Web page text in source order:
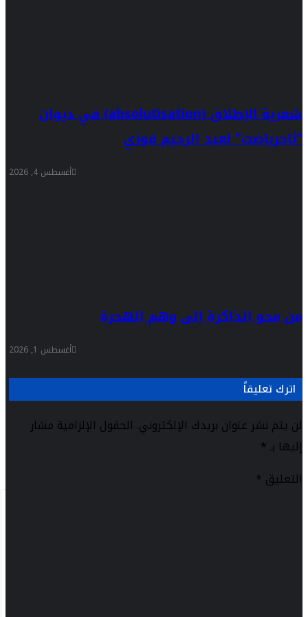
شعرية الإطلاق (absolutisation) في ديوان
“ثاحرياضت” لعبد الرحيم فوزي
أغسطس 4, 2026
من محو الذاكرة إلى وهم الهجرة
أغسطس 1, 2026
اترك تعليقاً
لن يتم نشر عنوان بريدك الإلكتروني. الحقول الإلزامية مشار
إليها بـ*
التعليق *